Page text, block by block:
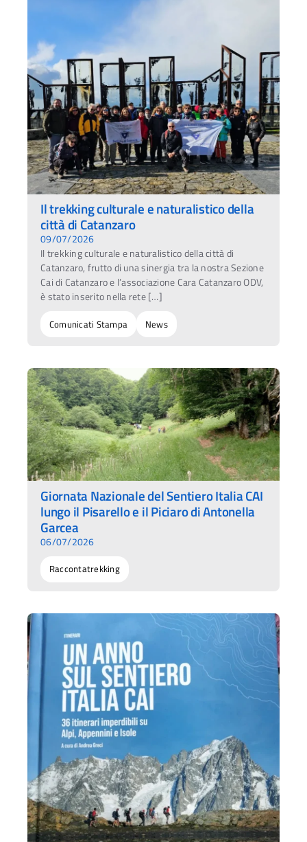
Il trekking culturale e naturalistico della
città di Catanzaro
09/07/2026
Il trekking culturale e naturalistico della città di
Catanzaro, frutto di una sinergia tra la nostra Sezione
Cai di Catanzaro e l’associazione Cara Catanzaro ODV,
è stato inserito nella rete […]
Comunicati Stampa News
Giornata Nazionale del Sentiero Italia CAI
lungo il Pisarello e il Piciaro di Antonella
Garcea
06/07/2026
Raccontatrekking